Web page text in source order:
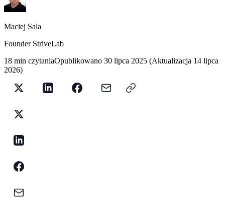
Maciej Sala
Founder StriveLab
18 min czytaniaOpublikowano 30 lipca 2025 (Aktualizacja 14 lipca
2026)